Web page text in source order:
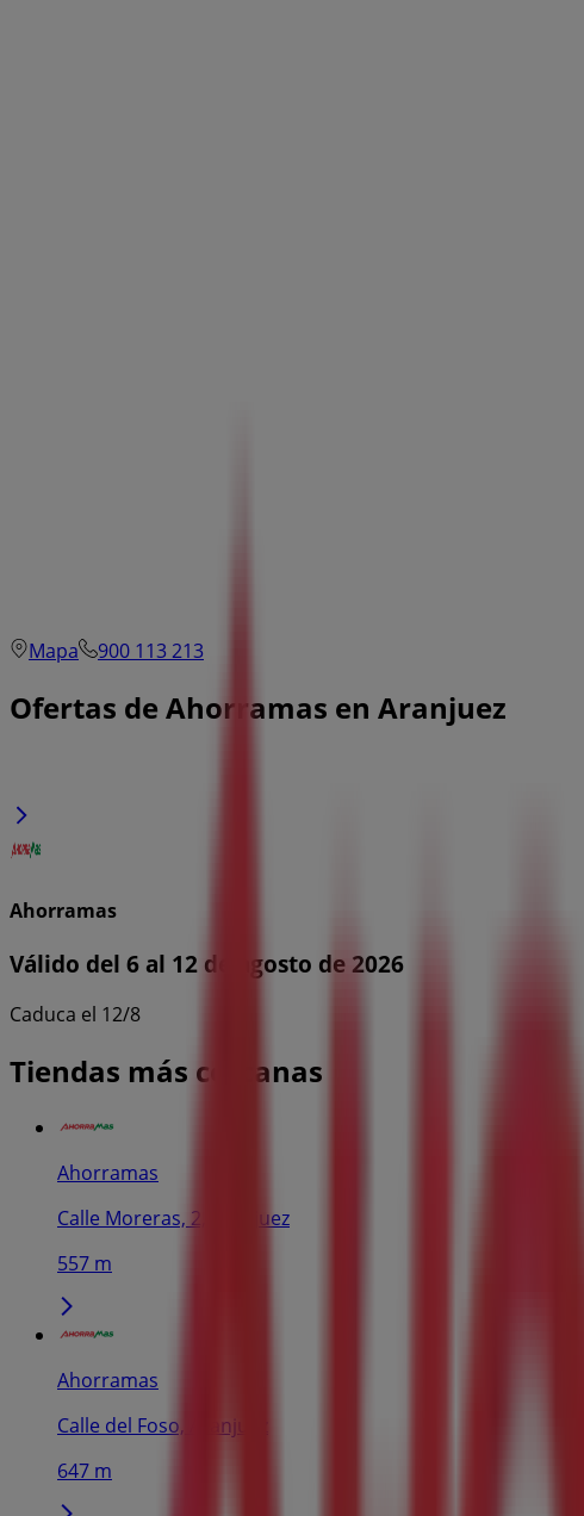
Mapa 900 113 213
Ofertas de Ahorramas en Aranjuez
Ahorramas
Válido del 6 al 12 de agosto de 2026
Caduca el 12/8
Tiendas más cercanas
Ahorramas
Calle Moreras, 2, Aranjuez
557 m
Ahorramas
Calle del Foso, Aranjuez
647 m